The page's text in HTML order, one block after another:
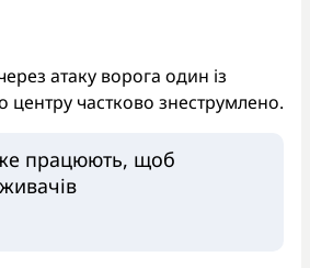
атаку ворога один із
центру частково знеструмлено.
працюють, щоб